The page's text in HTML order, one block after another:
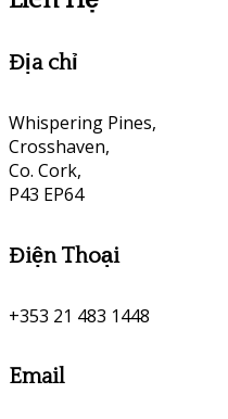
Địa chỉ
Whispering Pines,
Crosshaven,
Co. Cork,
P43 EP64
Điện Thoại
+353 21 483 1448
Email